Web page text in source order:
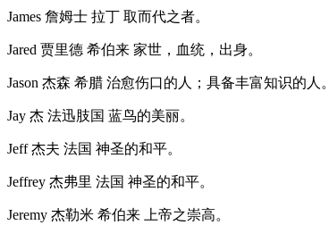
James 詹姆士 拉丁 取而代之者。
Jared 贾里德 希伯来 家世，血统，出身。
Jason 杰森 希腊 治愈伤口的人；具备丰富知识的人。
Jay 杰 法迅肢国 蓝鸟的美丽。
Jeff 杰夫 法国 神圣的和平。
Jeffrey 杰弗里 法国 神圣的和平。
Jeremy 杰勒米 希伯来 上帝之崇高。